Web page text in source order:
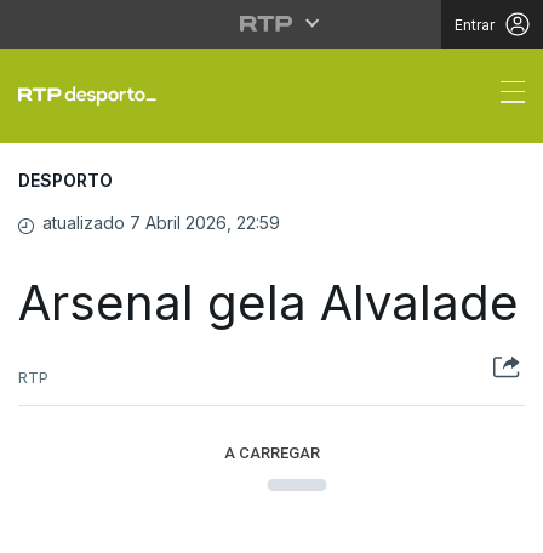
Entrar
Arsenal gela Alvalade
DESPORTO
atualizado 7 Abril 2026, 22:59
Arsenal gela Alvalade
RTP
A CARREGAR